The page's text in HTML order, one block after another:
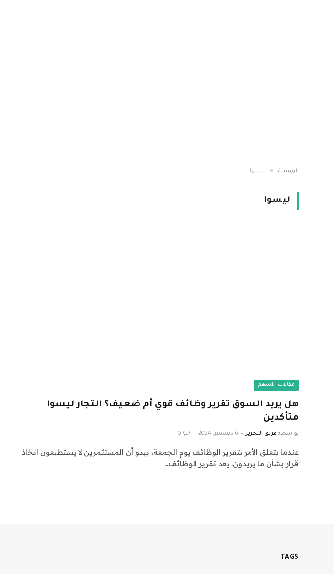
الرئيسية » ليسوا
ليسوا
مقالات الأسهم
هل يريد السوق تقرير وظائف قوي أم ضعيف؟ التجار ليسوا
متأكدين
بواسطة فريق التحرير 6 ديسمبر، 2024 0
عندما يتعلق الأمر بتقرير الوظائف يوم الجمعة، يبدو أن المستثمرين لا يستطيعون اتخاذ
قرار بشأن ما يريدون. يعد تقرير الوظائف…
TAGS